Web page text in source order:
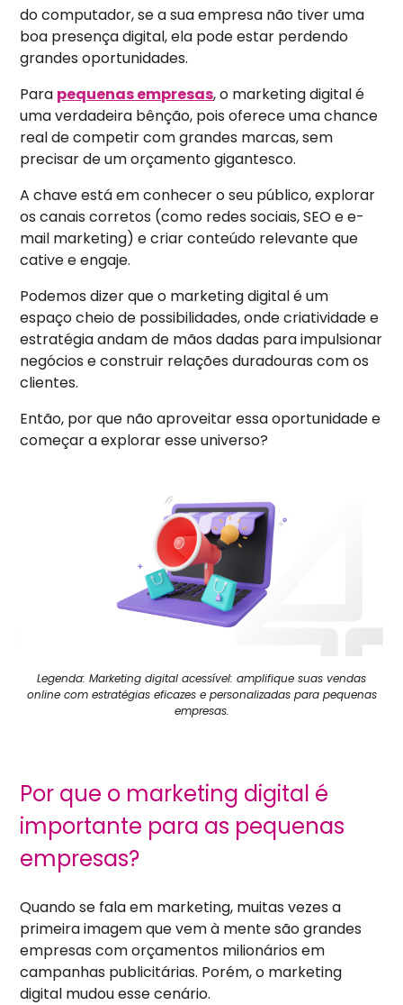
do computador, se a sua empresa não tiver uma
boa presença digital, ela pode estar perdendo
grandes oportunidades.
Para pequenas empresas, o marketing digital é
uma verdadeira bênção, pois oferece uma chance
real de competir com grandes marcas, sem
precisar de um orçamento gigantesco.
A chave está em conhecer o seu público, explorar
os canais corretos (como redes sociais, SEO e e-
mail marketing) e criar conteúdo relevante que
cative e engaje.
Podemos dizer que o marketing digital é um
espaço cheio de possibilidades, onde criatividade e
estratégia andam de mãos dadas para impulsionar
negócios e construir relações duradouras com os
clientes.
Então, por que não aproveitar essa oportunidade e
começar a explorar esse universo?
Legenda: Marketing digital acessível: amplifique suas vendas
online com estratégias eficazes e personalizadas para pequenas
empresas.
Por que o marketing digital é
importante para as pequenas
empresas?
Quando se fala em marketing, muitas vezes a
primeira imagem que vem à mente são grandes
empresas com orçamentos milionários em
campanhas publicitárias. Porém, o marketing
digital mudou esse cenário.